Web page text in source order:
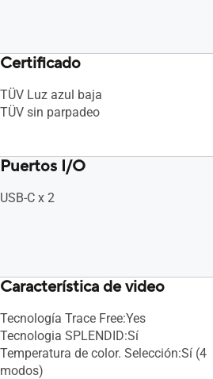
Certificado
TÜV Luz azul baja
TÜV sin parpadeo
Puertos I/O
USB-C x 2
Característica de video
Tecnología Trace Free:Yes
Tecnologia SPLENDID:Sí
Temperatura de color. Selección:Sí (4
modos)